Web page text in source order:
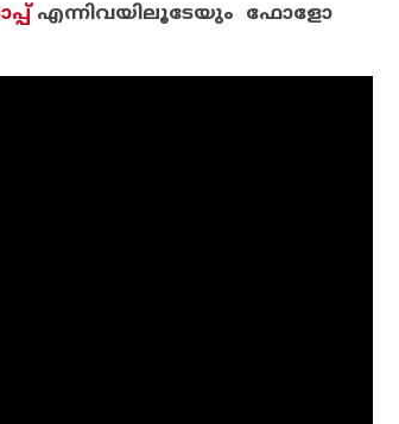
എന്നിവയിലൂടേയും ഫോളോ